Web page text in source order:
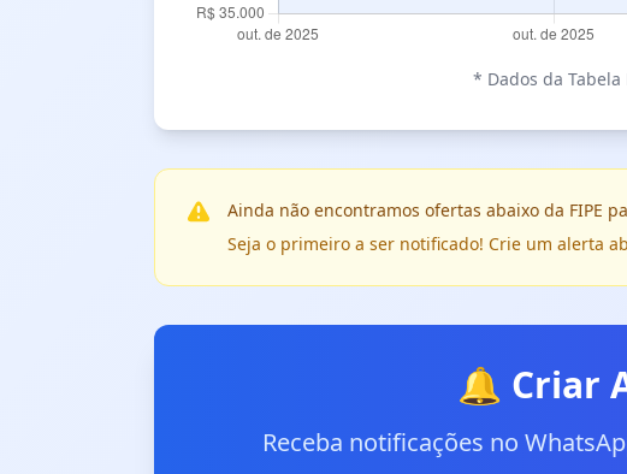
* Dados da
Ainda não encontramos ofertas abaixo da FIPE
Seja o primeiro a ser notificado! Crie um alerta
🔔 Criar
Receba notificações no